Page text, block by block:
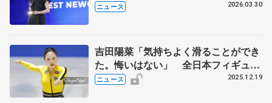
ニュース 2026.03.30
吉田陽菜「気持ちよく滑ることができ
た。悔いはない」 全日本フィギュア
女子SP
ニュース 2025.12.19